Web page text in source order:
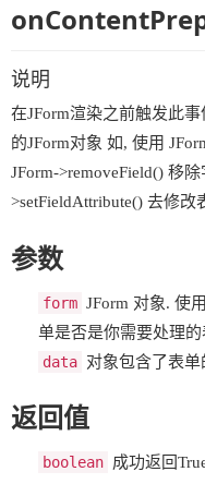
说明
在JForm渲染之前触发此
的JForm对象 如, 使用
JForm->removeField() 移
>setFieldAttribute() 去修改
参数
form JForm 对象. 使
单是否是你需要处理的
data 对象包含了表单
返回值
boolean 成功返回